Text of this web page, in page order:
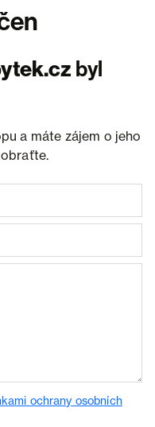
byl
a máte zájem o jeho
ochrany osobních